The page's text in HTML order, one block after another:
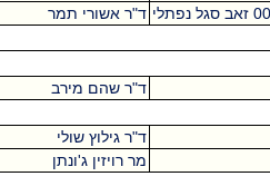
ד"ר אשורי תמר
ד"ר שהם מירב
ד"ר גילוץ שולי
מר רויזין ג'ונתן